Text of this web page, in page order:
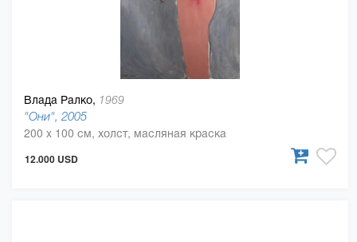
Влада Ралко, 1969
"Они", 2005
200 x 100 см, холст, масляная краска
12.000 USD